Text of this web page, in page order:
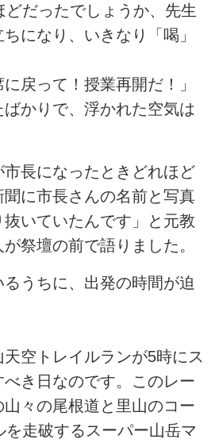
だったでしょうか、先生
になり、いきなり「喝」
に戻って！授業再開だ！」
かりで、浮かれた空気は
市長になったときどれほど
に市長さんの名前と写真
いていたんです」と元教
祭壇の前で語りました。
うちに、出発の時間が迫
空トレイルランが5時にス
き日なのです。このレー
山々の尾根道と里山のコー
を走破するスーパー山岳マ